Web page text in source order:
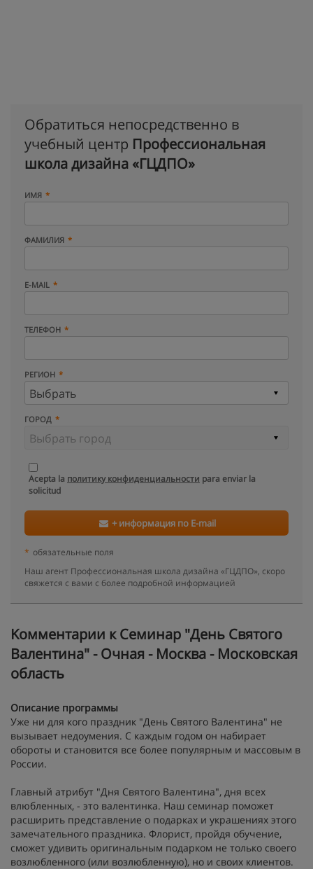
Обратиться непосредственно в
учебный центр Профессиональная
школа дизайна «ГЦДПО»
ИМЯ
ФАМИЛИЯ
E-MAIL
ТЕЛЕФОН
РЕГИОН
ГОРОД
Acepta la политику конфиденциальности para enviar la
solicitud
+ информация по E-mail
* обязательные поля
Наш агент Профессиональная школа дизайна «ГЦДПО», скоро
свяжется с вами с более подробной информацией
Kомментарии к Семинар "День Святого
Валентина" - Очная - Москва - Московская
область
Описание программы
Уже ни для кого праздник "День Святого Валентина" не
вызывает недоумения. С каждым годом он набирает
обороты и становится все более популярным и массовым в
России.
Главный атрибут "Дня Святого Валентина", дня всех
влюбленных, - это валентинка. Наш семинар поможет
расширить представление о подарках и украшениях этого
замечательного праздника. Флорист, пройдя обучение,
сможет удивить оригинальным подарком не только своего
возлюбленного (или возлюбленную), но и своих клиентов.